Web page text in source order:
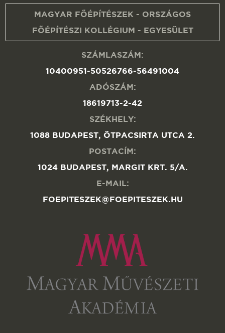
MAGYAR FŐÉPÍTÉSZEK - ORSZÁGOS
FŐÉPÍTÉSZI KOLLÉGIUM - EGYESÜLET
SZÁMLASZÁM:
10400951-50526766-56491004
ADÓSZÁM:
18619713-2-42
SZÉKHELY:
1088 BUDAPEST, ÖTPACSIRTA UTCA 2.
POSTACÍM:
1024 BUDAPEST, MARGIT KRT. 5/A.
E-MAIL:
FOEPITESZEK@FOEPITESZEK.HU